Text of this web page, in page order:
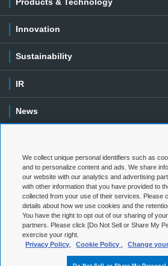
Innovation
Sustainability
IR
News
Special Contents
Terms of Use
Social Media Policy
Web Accessibility
We collect unique personal identifiers such as
and to personalize content and ads. We share
our website with our analytics and advertising
with other information that you have provided to
collected from your use of their services. Please
details about how we use cookies and the
You have the right to opt out of our sharing of
partners. Please click [Do Not Sell or Share My
exercise your right.
Privacy Policy
Cookie Policy Change